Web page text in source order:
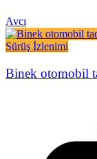
Avcı
Sürüş İzlenimi
Binek otomobil